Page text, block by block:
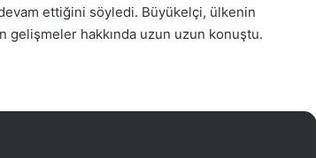
ettiğini söyledi. Büyükelçi, ülkenin
gelişmeler hakkında uzun uzun konuştu.